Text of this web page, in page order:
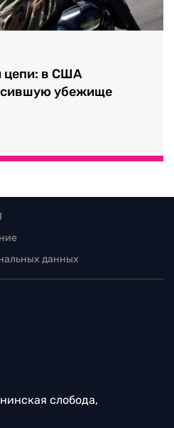
цепи: в США
убежище
данных
слобода,